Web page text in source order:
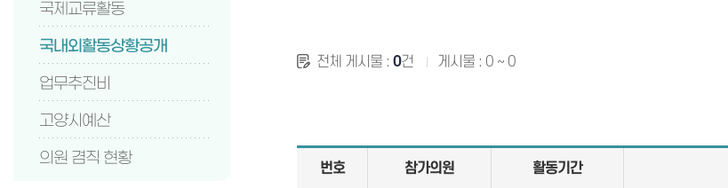
국제교류활동
국내외활동상황공개
업무추진비
고양시예산
의원 겸직 현황
전체 게시물 :0건 게시물 : 0 ~ 0
번호 참가의원 활동기간